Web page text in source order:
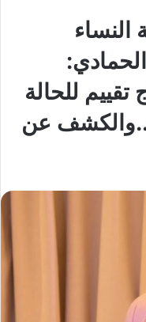
النساء
للحالة
عن